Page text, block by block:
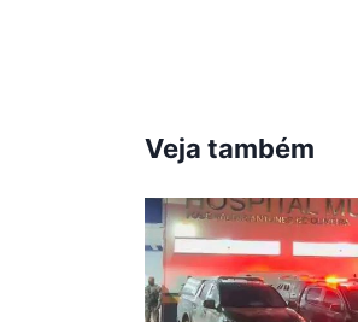
Veja também